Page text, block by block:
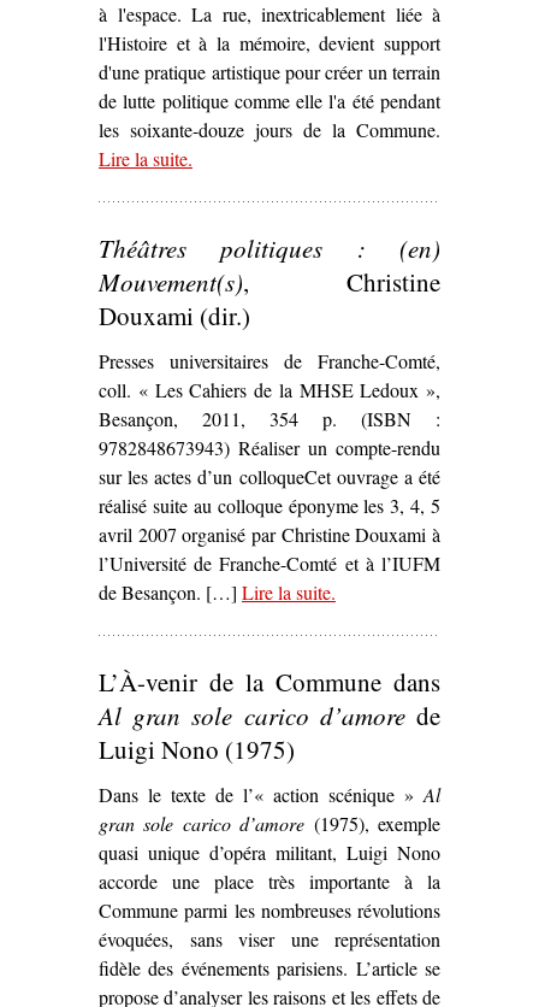
à l'espace. La rue, inextricablement liée à
l'Histoire et à la mémoire, devient support
d'une pratique artistique pour créer un terrain
de lutte politique comme elle l'a été pendant
les soixante-douze jours de la Commune.
Lire la suite– ‘La Commune « marouflée » dans Paris :
.
Théâtres politiques : (en)
Mouvement(s), Christine
Douxami (dir.)
Presses universitaires de Franche-Comté,
coll. « Les Cahiers de la MHSE Ledoux »,
Besançon, 2011, 354 p. (ISBN :
9782848673943) Réaliser un compte-rendu
sur les actes d’un colloqueCet ouvrage a été
réalisé suite au colloque éponyme les 3, 4, 5
avril 2007 organisé par Christine Douxami à
l’Université de Franche-Comté et à l’IUFM
de Besançon. […] Lire la suite– ‘
.
L’À-venir de la Commune dans
Al gran sole carico d’amorede
Luigi Nono (1975)
Dans le texte de l’« action scénique »Al
gran sole carico d’amore (1975), exemple
quasi unique d’opéra militant, Luigi Nono
accorde une place très importante à la
Commune parmi les nombreuses révolutions
évoquées, sans viser une représentation
fidèle des événements parisiens. L’article se
propose d’analyser les raisons et les effets de